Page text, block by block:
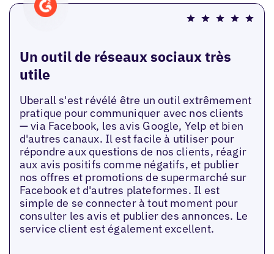
Un outil de réseaux sociaux très
utile
Uberall s'est révélé être un outil extrêmement
pratique pour communiquer avec nos clients
— via Facebook, les avis Google, Yelp et bien
d'autres canaux. Il est facile à utiliser pour
répondre aux questions de nos clients, réagir
aux avis positifs comme négatifs, et publier
nos offres et promotions de supermarché sur
Facebook et d'autres plateformes. Il est
simple de se connecter à tout moment pour
consulter les avis et publier des annonces. Le
service client est également excellent.